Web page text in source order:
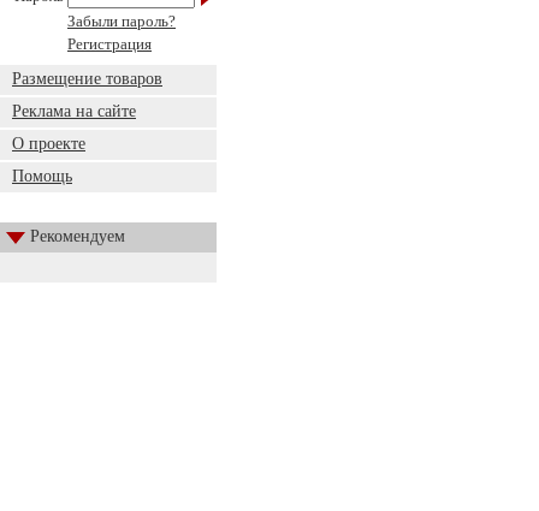
Забыли пароль?
Регистрация
Размещение товаров
Реклама на сайте
О проекте
Помощь
Рекомендуем